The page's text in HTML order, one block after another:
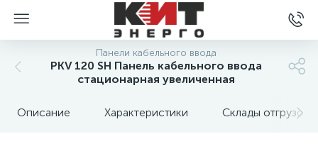
Панели кабельного ввода
PKV 120 SH Панель кабельного ввода
стационарная увеличенная
Описание Характеристики Склады отгрузок